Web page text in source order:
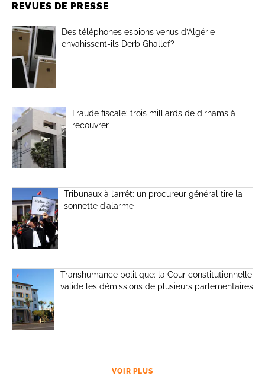
REVUES DE PRESSE
Des téléphones espions venus d’Algérie
envahissent-ils Derb Ghallef?
Fraude fiscale: trois milliards de dirhams à
recouvrer
Tribunaux à l’arrêt: un procureur général tire la
sonnette d’alarme
Transhumance politique: la Cour constitutionnelle
valide les démissions de plusieurs parlementaires
VOIR PLUS